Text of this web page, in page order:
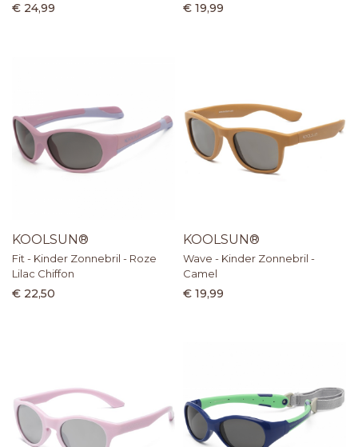
€ 24,99 € 19,99
KOOLSUN®
Fit - Kinder Zonnebril - Roze
Lilac Chiffon
€ 22,50
KOOLSUN®
Wave - Kinder Zonnebril -
Camel
€ 19,99